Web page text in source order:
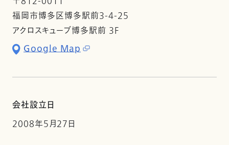
福岡市博多区博多駅前3-4-25
アクロスキューブ博多駅前 3F
Google Map
会社設立日
2008年5月27日